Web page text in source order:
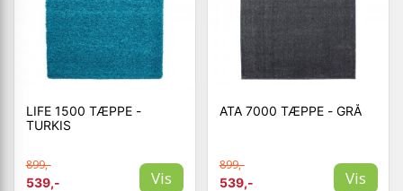
LIFE 1500 TÆPPE -
TURKIS
899,-
539,-
Vis
ATA 7000 TÆPPE - GRÅ
899,-
539,-
Vis